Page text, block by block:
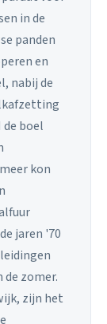
in de
panden
en
nabij de
de boel
kon
jaren '70
zomer.
zijn het